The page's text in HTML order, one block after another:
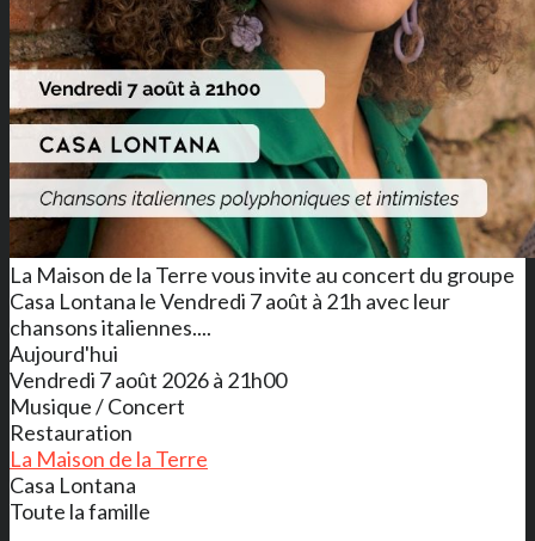
La Maison de la Terre vous invite au concert du groupe
Casa Lontana le Vendredi 7 août à 21h avec leur
chansons italiennes....
Aujourd'hui
Vendredi 7 août 2026 à 21h00
Musique / Concert
Restauration
La Maison de la Terre
Casa Lontana
Toute la famille